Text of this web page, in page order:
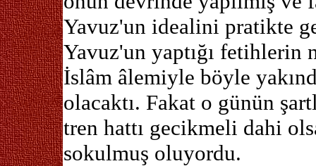
Yavuz'un idealini pratikte
Yavuz'un yaptığı fetihlerin
İslâm âlemiyle böyle
olacaktı. Fakat o günün
tren hattı gecikmeli dahi
sokulmuş oluyordu.